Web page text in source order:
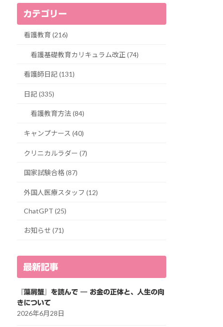
カテゴリー
看護教育 (216)
看護基礎教育カリキュラム改正 (74)
看護師日記 (131)
日記 (335)
看護教育方法 (84)
キャンプナース (40)
クリニカルラダー (7)
国家試験合格 (87)
外国人医療スタッフ (12)
ChatGPT (25)
お知らせ (71)
最新記事
『藻屑蟹』を読んで ― お金の正体と、人生の向
きについて
2026年6月28日